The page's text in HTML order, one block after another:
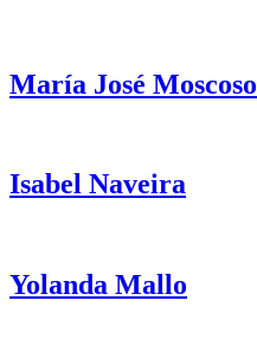
María José Moscoso
Isabel Naveira
Yolanda Mallo